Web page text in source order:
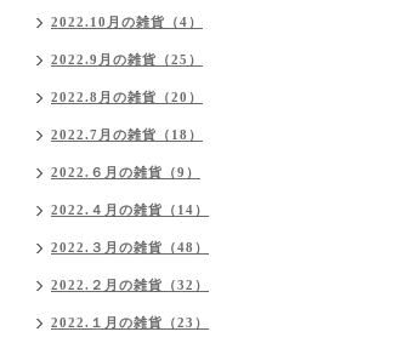
2022.10月の雑貨（4）
2022.9月の雑貨（25）
2022.8月の雑貨（20）
2022.7月の雑貨（18）
2022.６月の雑貨（9）
2022.４月の雑貨（14）
2022.３月の雑貨（48）
2022.２月の雑貨（32）
2022.１月の雑貨（23）